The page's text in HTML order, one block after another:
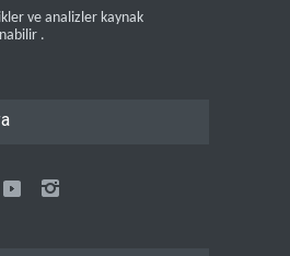
ve analizler kaynak
.